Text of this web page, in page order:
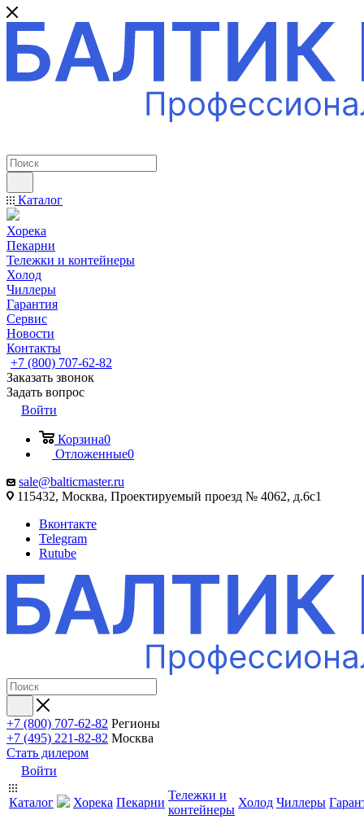
Каталог
Хорека
Пекарни
Тележки и контейнеры
Холод
Чиллеры
Гарантия
Сервис
Новости
Контакты
+7 (800) 707-62-82
Заказать звонок
Задать вопрос
Войти
Корзина0
Отложенные0
sale@balticmaster.ru
115432, Москва, Проектируемый проезд № 4062, д.6с1
Вконтакте
Telegram
Rutube
+7 (800) 707-62-82 Регионы
+7 (495) 221-82-82 Москва
Стать дилером
Войти
Каталог Хорека Пекарни
Тележки и
контейнеры
Холод Чиллеры